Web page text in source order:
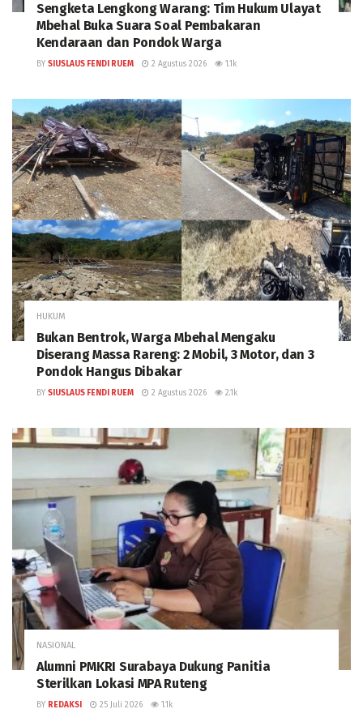
Sengketa Lengkong Warang: Tim Hukum Ulayat
Mbehal Buka Suara Soal Pembakaran
Kendaraan dan Pondok Warga
BY SIUSLAUS FENDI RUEM 2 Agustus 2026 1.1k
HUKUM
Bukan Bentrok, Warga Mbehal Mengaku
Diserang Massa Rareng: 2 Mobil, 3 Motor, dan 3
Pondok Hangus Dibakar
BY SIUSLAUS FENDI RUEM 2 Agustus 2026 2.1k
NASIONAL
Alumni PMKRI Surabaya Dukung Panitia
Sterilkan Lokasi MPA Ruteng
BY REDAKSI 25 Juli 2026 1.1k